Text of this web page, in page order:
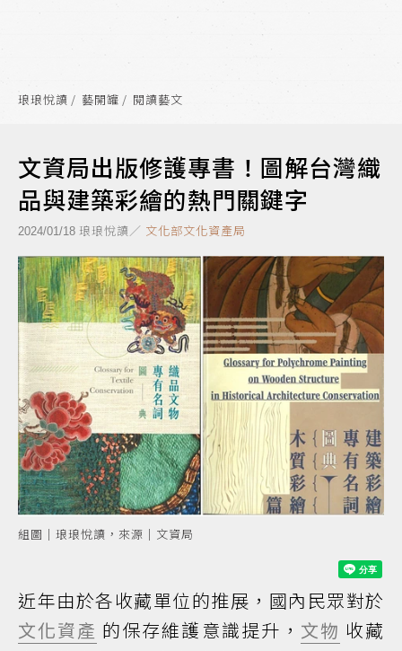
琅琅悅讀 藝開罐 閱讀藝文
文資局出版修護專書！圖解台灣織
品與建築彩繪的熱門關鍵字
2024/01/18 琅琅悅讀／ 文化部文化資產局
組圖｜琅琅悅讀，來源｜文資局
近年由於各收藏單位的推展，國內民眾對於
文化資產 的保存維護意識提升， 文物 收藏